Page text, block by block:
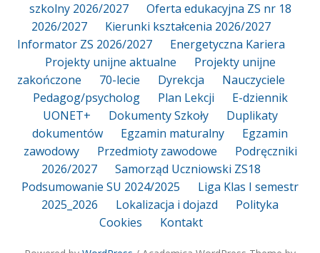
szkolny 2026/2027
Oferta edukacyjna ZS nr 18
2026/2027
Kierunki kształcenia 2026/2027
Informator ZS 2026/2027
Energetyczna Kariera
Projekty unijne aktualne
Projekty unijne
zakończone
70-lecie Dyrekcja
Nauczyciele
Pedagog/psycholog
Plan Lekcji
E-dziennik
UONET+
Dokumenty Szkoły
Duplikaty
dokumentów
Egzamin maturalny
Egzamin
zawodowy
Przedmioty zawodowe
Podręczniki
2026/2027
Samorząd Uczniowski ZS18
Podsumowanie SU 2024/2025
Liga Klas I semestr
2025_2026
Lokalizacja i dojazd
Polityka
Cookies
Kontakt